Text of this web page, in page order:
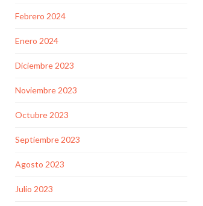
Febrero 2024
Enero 2024
Diciembre 2023
Noviembre 2023
Octubre 2023
Septiembre 2023
Agosto 2023
Julio 2023